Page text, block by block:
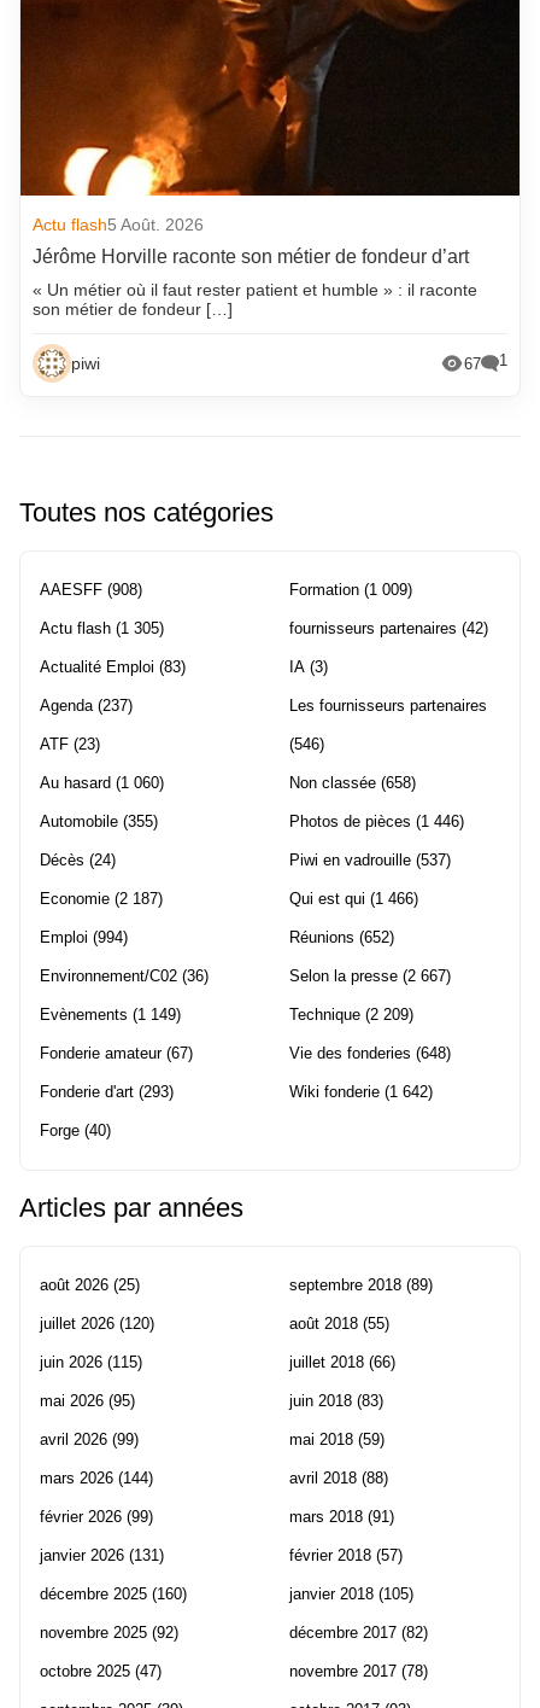
Actu flash5 Août. 2026
Jérôme Horville raconte son métier de fondeur d’art
« Un métier où il faut rester patient et humble » : il raconte
son métier de fondeur […]
piwi 67 1
Toutes nos catégories
AAESFF (908)
Actu flash (1 305)
Actualité Emploi (83)
Agenda (237)
ATF (23)
Au hasard (1 060)
Automobile (355)
Décès (24)
Economie (2 187)
Emploi (994)
Environnement/C02 (36)
Evènements (1 149)
Fonderie amateur(67)
Fonderie d'art (293)
Forge (40)
Formation (1 009)
fournisseurs partenaires (42)
IA (3)
Les fournisseurs partenaires
(546)
Non classée (658)
Photos de pièces (1 446)
Piwi en vadrouille (537)
Qui est qui (1 466)
Réunions (652)
Selon la presse (2 667)
Technique (2 209)
Vie des fonderies (648)
Wiki fonderie (1 642)
Articles par années
août 2026 (25)
juillet 2026 (120)
juin 2026 (115)
mai 2026 (95)
avril 2026 (99)
mars 2026 (144)
février 2026 (99)
janvier 2026 (131)
décembre 2025 (160)
novembre 2025 (92)
octobre 2025 (47)
septembre 2018 (89)
août 2018 (55)
juillet 2018 (66)
juin 2018 (83)
mai 2018 (59)
avril 2018 (88)
mars 2018 (91)
février 2018 (57)
janvier 2018 (105)
décembre 2017 (82)
novembre 2017 (78)